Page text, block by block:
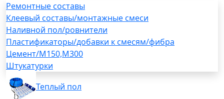
Ремонтные составы
Клеевый составы/монтажные смеси
Наливной пол/ровнители
Пластификаторы/добавки к смесям/фибра
Цемент/М150,М300
Штукатурки
Теплый пол